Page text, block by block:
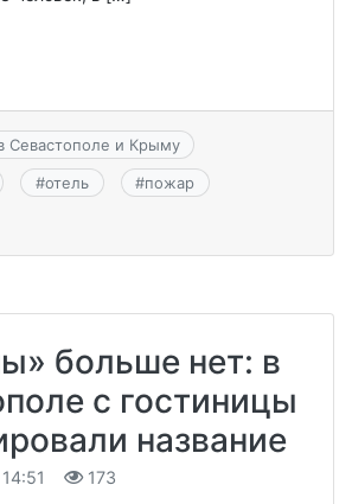
Севастополе и Крыму
#отель #пожар
больше нет: в
с гостиницы
название
173